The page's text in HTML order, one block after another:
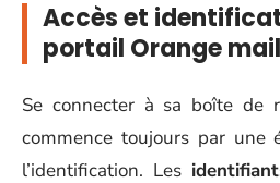
Accès et
portail Orange mail
Se connecter à sa boîte de
commence toujours par une
l’identification. Les